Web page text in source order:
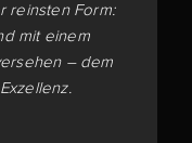
reinsten Form:
mit einem
– dem